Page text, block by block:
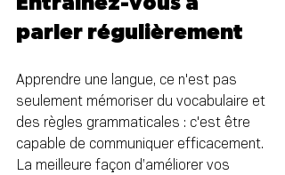
parler régulièrement
Apprendre une langue, ce n'est pas
seulement mémoriser du vocabulaire et
des règles grammaticales : c'est être
capable de communiquer efficacement.
La meilleure façon d’améliorer vos